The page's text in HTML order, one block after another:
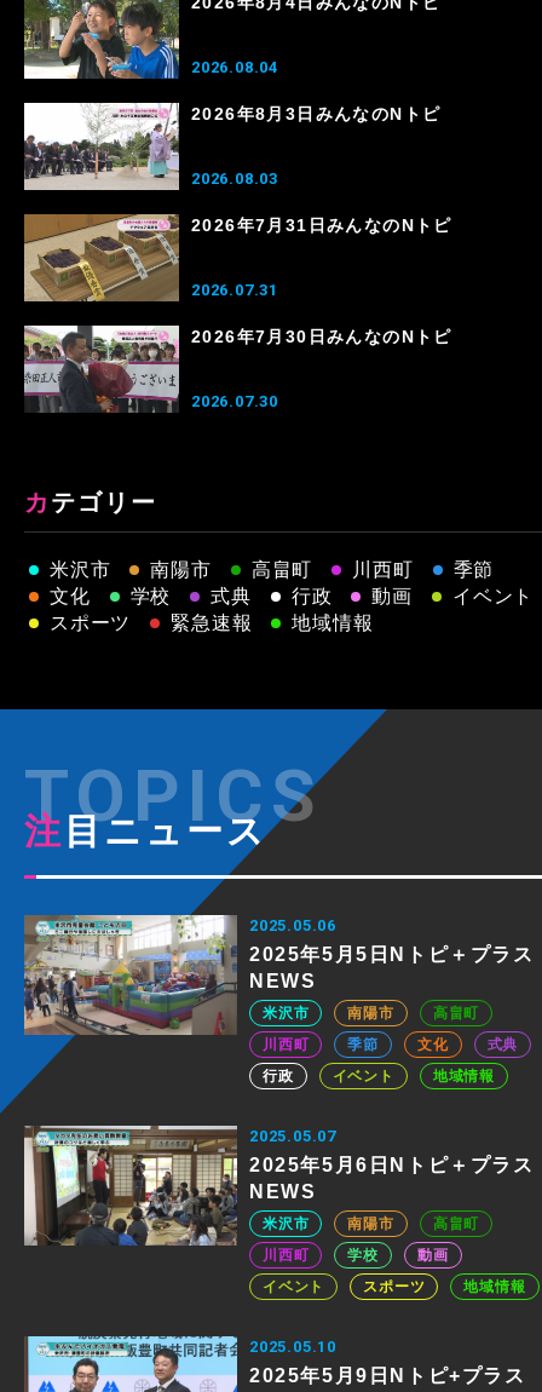
2026.08.04
2026年8月3日みんなのNトピ
2026.08.03
2026年7月31日みんなのNトピ
2026.07.31
2026年7月30日みんなのNトピ
2026.07.30
カテゴリー
米沢市 南陽市 高畠町 川西町
季節
文化
学校 式典 行政 動画
イベント
スポーツ
緊急速報 地域情報
注目ニュース
2025.05.06
2025年5月5日Nトピ＋プラス
NEWS
米沢市 南陽市
高畠町
川西町
季節 文化
式典
行政
イベント 地域情報
2025.05.07
2025年5月6日Nトピ＋プラス
NEWS
米沢市 南陽市
高畠町
川西町
学校
動画
イベント
スポーツ 地域情報
2025.05.10
2025年5月9日Nトピ+プラス